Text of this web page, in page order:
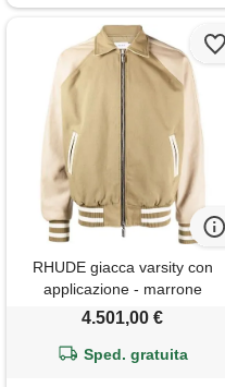
RHUDE giacca varsity con
applicazione - marrone
4.501,00 €
Sped. gratuita